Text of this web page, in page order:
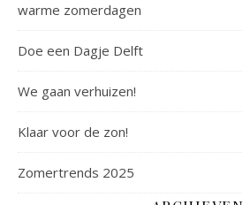
warme zomerdagen
Doe een Dagje Delft
We gaan verhuizen!
Klaar voor de zon!
Zomertrends 2025